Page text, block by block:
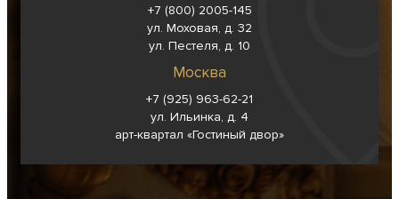
+7 (800) 2005-145
ул. Моховая, д. 32
ул. Пестеля, д. 10
Москва
+7 (925) 963-62-21
ул. Ильинка, д. 4
арт-квартал «Гостиный двор»